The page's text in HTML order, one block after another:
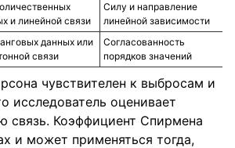
и линейной связи
Силу и направление
линейной зависимости
данных или
связи
Согласованность
порядков значений
чувствителен к выбросам и
исследователь оценивает
связь. Коэффициент Спирмена
и может применяться тогда,